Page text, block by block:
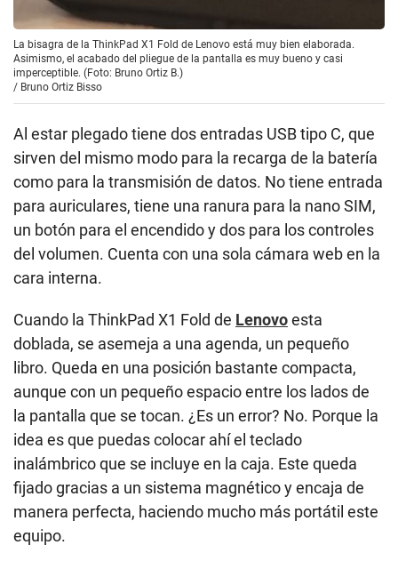
La bisagra de la ThinkPad X1 Fold de Lenovo está muy bien elaborada.
Asimismo, el acabado del pliegue de la pantalla es muy bueno y casi
imperceptible. (Foto: Bruno Ortiz B.)
/ Bruno Ortiz Bisso
Al estar plegado tiene dos entradas USB tipo C, que
sirven del mismo modo para la recarga de la batería
como para la transmisión de datos. No tiene entrada
para auriculares, tiene una ranura para la nano SIM,
un botón para el encendido y dos para los controles
del volumen. Cuenta con una sola cámara web en la
cara interna.
Cuando la ThinkPad X1 Fold de Lenovoesta
doblada, se asemeja a una agenda, un pequeño
libro. Queda en una posición bastante compacta,
aunque con un pequeño espacio entre los lados de
la pantalla que se tocan. ¿Es un error? No. Porque la
idea es que puedas colocar ahí el teclado
inalámbrico que se incluye en la caja. Este queda
fijado gracias a un sistema magnético y encaja de
manera perfecta, haciendo mucho más portátil este
equipo.